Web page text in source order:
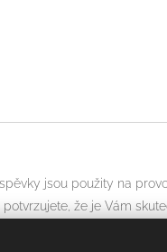
jsou použity na
že je Vám